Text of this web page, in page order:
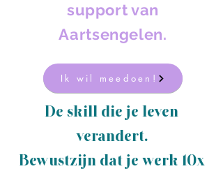
support van
Aartsengelen.
Ik wil meedoen!
De skill die je leven
verandert.
Bewustzijn dat je werk 10x